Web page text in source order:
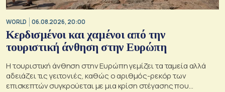
WORLD 06.08.2026, 20:00
Κερδισμένοι και χαμένοι από την
τουριστική άνθηση στην Ευρώπη
Η τουριστική άνθηση στην Ευρώπη γεμίζει τα ταμεία αλλά
αδειάζει τις γειτονιές, καθώς ο αριθμός-ρεκόρ των
επισκεπτών συγκρούεται με μια κρίση στέγασης που